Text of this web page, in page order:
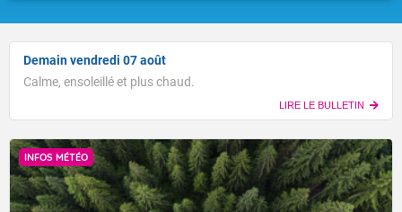
Demain vendredi 07 août
Calme, ensoleillé et plus chaud.
LIRE LE BULLETIN
INFOS MÉTÉO